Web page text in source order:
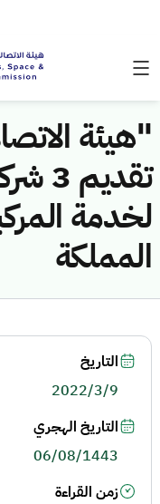
"هيئة
لخدمة
المملكة
التاريخ
2022/3/9
التاريخ الهجري
06/08/1443
زمن القراءة